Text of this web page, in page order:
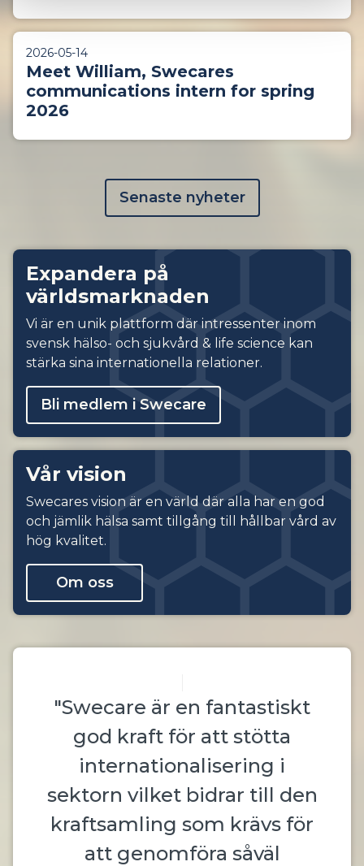
2026-05-14
Meet William, Swecares
communications intern for spring
2026
Senaste nyheter
Expandera på
världsmarknaden
Vi är en unik plattform där intressenter inom
svensk hälso- och sjukvård & life science kan
stärka sina internationella relationer.
Bli medlem i Swecare
Vår vision
Swecares vision är en värld där alla har en god
och jämlik hälsa samt tillgång till hållbar vård av
hög kvalitet.
Om oss
"Swecare är en fantastiskt
god kraft för att stötta
internationalisering i
sektorn vilket bidrar till den
kraftsamling som krävs för
att genomföra såväl